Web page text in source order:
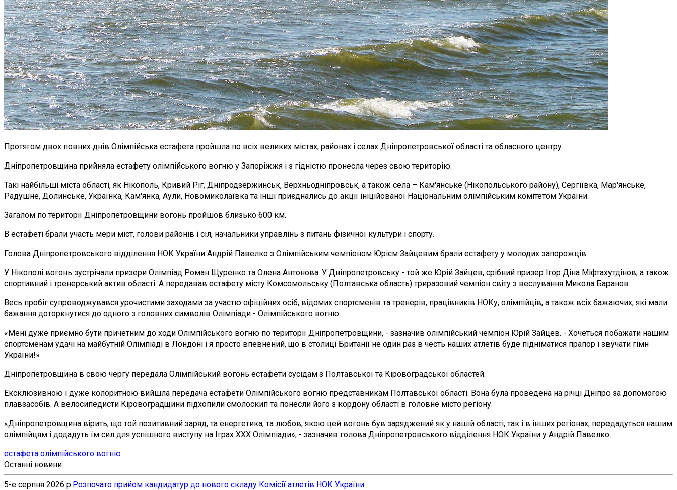
Протягом двох повних днів Олімпійська естафета пройшла по всіх великих містах, районах і селах Дніпропетровської області та обласного центру.
Дніпропетровщина прийняла естафету олімпійського вогню у Запоріжжя і з гідністю пронесла через свою територію.
Такі найбільші міста області, як Нікополь, Кривий Ріг, Дніпродзержинськ, Верхньодніпровськ, а також села – Кам'янське (Нікопольського району), Сергіївка, Мар'янське,
Радушне, Долинське, Українка, Кам'янка, Аули, Новомиколаївка та інші приєднались до акції ініційованої Національним олімпійським комітетом України.
Загалом по території Дніпропетровщини вогонь пройшов близько 600 км.
В естафеті брали участь мери міст, голови районів і сіл, начальники управлінь з питань фізичної культури і спорту.
Голова Дніпропетровського відділення НОК України Андрій Павелко з Олімпійським чемпіоном Юрієм Зайцевим брали естафету у молодих запорожців.
У Нікополі вогонь зустрічали призери Олімпіад Роман Щуренко та Олена Антонова. У Дніпропетровську - той же Юрій Зайцев, срібний призер Ігор Діна Міфтахутдінов, а також
спортивний і тренерський актив області. А передавав естафету місту Комсомольську (Полтавська область) триразовий чемпіон світу з веслування Микола Баранов.
Весь пробіг супроводжувався урочистими заходами за участю офіційних осіб, відомих спортсменів та тренерів, працівників НОКу, олімпійців, а також всіх бажаючих, які мали
бажання доторкнутися до одного з головних символів Олімпіади - Олімпійського вогню.
«Мені дуже приємно бути причетним до ходи Олімпійського вогню по території Дніпропетровщини, - зазначив олімпійський чемпіон Юрій Зайцев. - Хочеться побажати нашим
спортсменам удачі на майбутній Олімпіаді в Лондоні і я просто впевнений, що в столиці Британії не один раз в честь наших атлетів буде підніматися прапор і звучати гімн
України!»
Дніпропетровщина в свою чергу передала Олімпійський вогонь естафети сусідам з Полтавської та Кіровоградської областей.
Ексклюзивною і дуже колоритною вийшла передача естафети Олімпійського вогню представникам Полтавської області. Вона була проведена на річці Дніпро за допомогою
плавзасобів. А велосипедисти Кіровоградщини підхопили смолоскип та понесли його з кордону області в головне місто регіону.
«Дніпропетровщина вірить, що той позитивний заряд, та енергетика, та любов, якою цей вогонь був заряджений як у нашій області, так і в інших регіонах, передадуться нашим
олімпійцям і додадуть їм сил для успішного виступу на Іграх ХХХ Олімпіади», - зазначив голова Дніпропетровського відділення НОК України у Андрій Павелко.
естафета олімпійського вогню
Останні новини
5-е серпня 2026 р.Розпочато прийом кандидатур до нового складу Комісії атлетів НОК України